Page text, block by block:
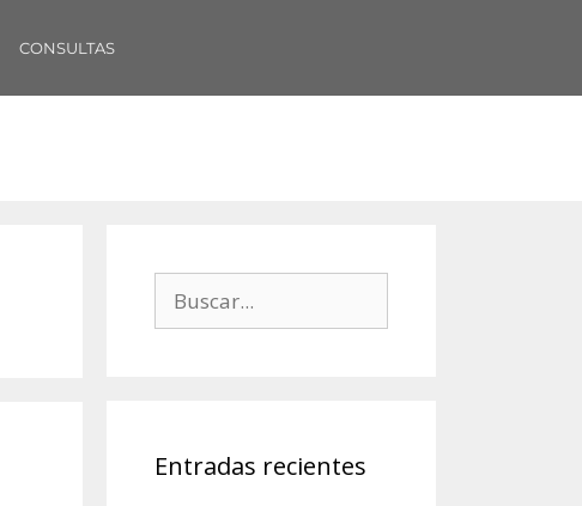
CONSULTAS
Entradas recientes